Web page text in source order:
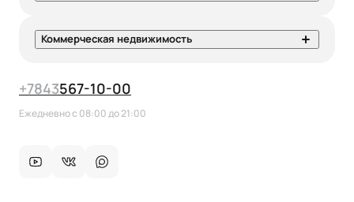
Коммерческая недвижимость
+7843567-10-00
Ежедневно с 08:00 до 21:00